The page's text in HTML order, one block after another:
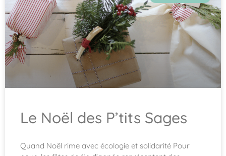
Le Noël des P’tits Sages
Quand Noël rime avec écologie et solidarité Pour